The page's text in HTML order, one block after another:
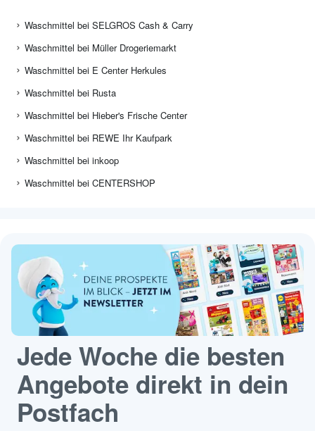
Waschmittel bei SELGROS Cash & Carry
Waschmittel bei Müller Drogeriemarkt
Waschmittel bei E Center Herkules
Waschmittel bei Rusta
Waschmittel bei Hieber's Frische Center
Waschmittel bei REWE Ihr Kaufpark
Waschmittel bei inkoop
Waschmittel bei CENTERSHOP
Jede Woche die besten
Angebote direkt in dein
Postfach